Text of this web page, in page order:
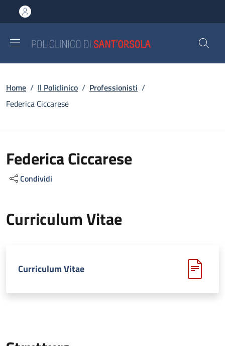
al contenuto principale
to footer content
Briciole di pane
Home / Il Policlinico / Professionisti /
Federica Ciccarese
Federica Ciccarese
Condividi
Curriculum Vitae
Curriculum Vitae